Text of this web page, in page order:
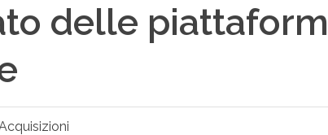
delle